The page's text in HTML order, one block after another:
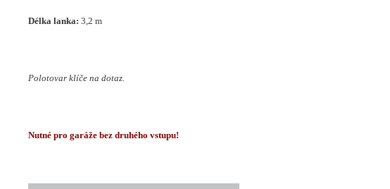
Délka lanka: 3,2 m
Polotovar klíče na dotaz.
Nutné pro garáže bez druhého vstupu!